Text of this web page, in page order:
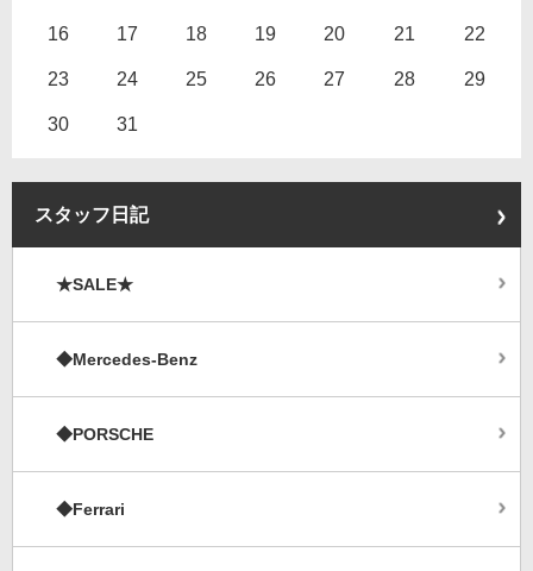
16 17 18 19 20 21 22
23 24 25 26 27 28 29
30 31
スタッフ日記
★SALE★
◆Mercedes-Benz
◆PORSCHE
◆Ferrari